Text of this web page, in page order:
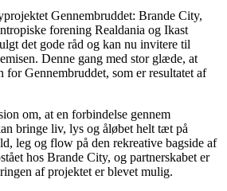
Gennembruddet: Brande City,
forening Realdania og Ikast
det gode råd og kan nu invitere til
Denne gang med stor glæde, at
for Gennembruddet, som er resultatet af
om, at en forbindelse gennem
bringe liv, lys og åløbet helt tæt på
leg og flow på den rekreative bagside af
hos Brande City, og partnerskabet er
af projektet er blevet mulig.